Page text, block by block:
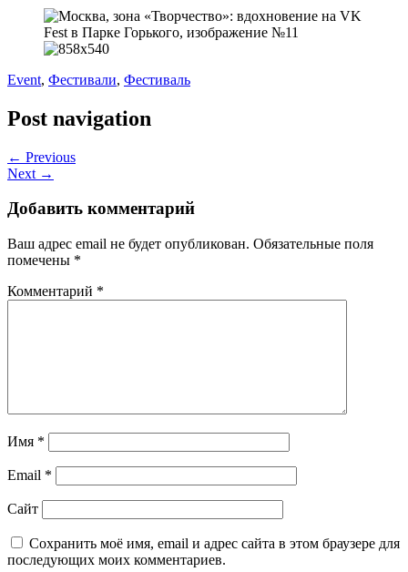
Event, Фестивали, Фестиваль
Post navigation
← Previous
Next →
Добавить комментарий
Ваш адрес email не будет опубликован. Обязательные поля
помечены *
Комментарий *
Имя *
Email *
Сайт
Сохранить моё имя, email и адрес сайта в этом браузере для
последующих моих комментариев.